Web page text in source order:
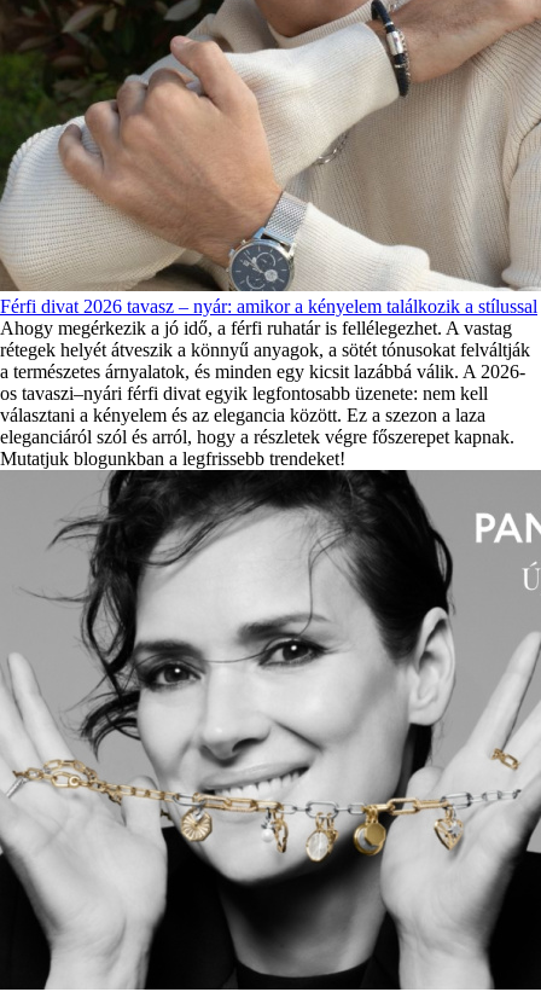
Férfi divat 2026 tavasz – nyár: amikor a kényelem találkozik a stílussal
Ahogy megérkezik a jó idő, a férfi ruhatár is fellélegezhet. A vastag
rétegek helyét átveszik a könnyű anyagok, a sötét tónusokat felváltják
a természetes árnyalatok, és minden egy kicsit lazábbá válik. A 2026-
os tavaszi–nyári férfi divat egyik legfontosabb üzenete: nem kell
választani a kényelem és az elegancia között. Ez a szezon a laza
eleganciáról szól és arról, hogy a részletek végre főszerepet kapnak.
Mutatjuk blogunkban a legfrissebb trendeket!